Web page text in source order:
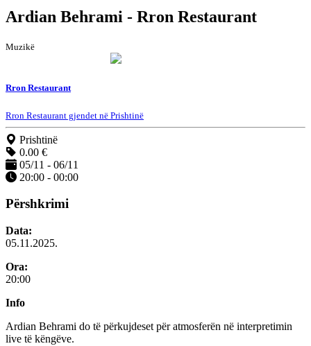
Ardian Behrami - Rron Restaurant
Muzikë
Rron Restaurant
Rron Restaurant gjendet në Prishtinë
Prishtinë
0.00 €
05/11 - 06/11
20:00 - 00:00
Përshkrimi
Data:
05.11.2025.
Ora:
20:00
Info
Ardian Behrami do të përkujdeset për atmosferën në interpretimin
live të këngëve.